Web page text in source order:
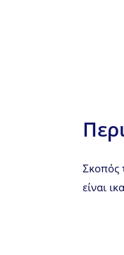
Σκοπός
είναι